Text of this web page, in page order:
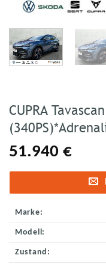
CUPRA
51.940 €
Marke:
Modell:
Zustand: